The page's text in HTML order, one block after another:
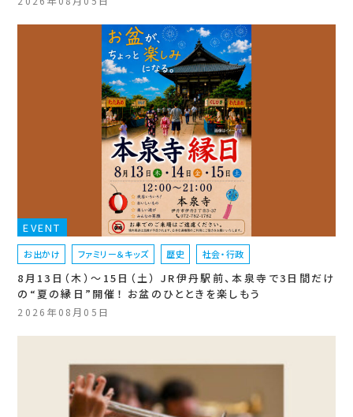
EVENT
お出かけ ファミリー＆キッズ 歴史 社会・行政
8月13日（木）〜15日（土） JR伊丹駅前、本泉寺で3日間だけ
の“夏の縁日”開催！ お盆のひとときを楽しもう
2026年08月05日